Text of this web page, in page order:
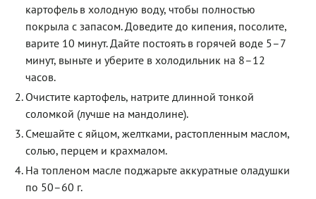
картофель в холодную воду, чтобы полностью
покрыла с запасом. Доведите до кипения, посолите,
варите 10 минут. Дайте постоять в горячей воде 5–7
минут, выньте и уберите в холодильник на 8–12
часов.
Очистите картофель, натрите длинной тонкой
соломкой (лучше на мандолине).
Смешайте с яйцом, желтками, растопленным маслом,
солью, перцем и крахмалом.
На топленом масле поджарьте аккуратные оладушки
по 50–60 г.